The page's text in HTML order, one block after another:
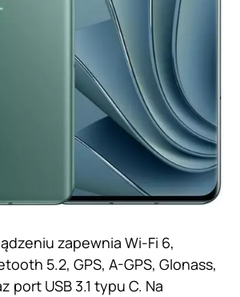
zapewnia Wi-Fi 6,
5.2, GPS, A-GPS, Glonass,
port USB 3.1 typu C. Na